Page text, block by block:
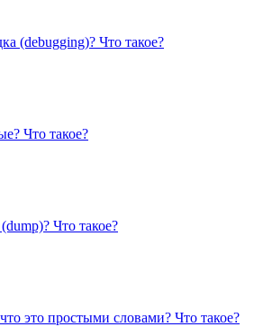
(debugging)? Что такое?
Что такое?
Что такое?
это простыми словами? Что такое?